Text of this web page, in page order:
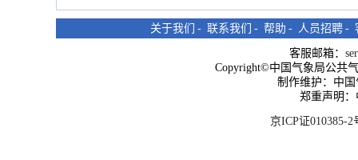
关于我们 - 联系我们 - 帮助 - 人员招聘 -
客服邮箱：
Copyright©中国气象局公共
制作维护：中
郑重声明
京ICP证010385-2